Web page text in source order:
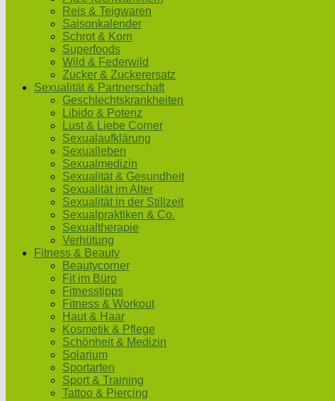
Reis & Teigwaren
Saisonkalender
Schrot & Korn
Superfoods
Wild & Federwild
Zucker & Zuckerersatz
Sexualität & Partnerschaft
Geschlechtskrankheiten
Libido & Potenz
Lust & Liebe Corner
Sexualaufklärung
Sexualleben
Sexualmedizin
Sexualität & Gesundheit
Sexualität im Alter
Sexualität in der Stillzeit
Sexualpraktiken & Co.
Sexualtherapie
Verhütung
Fitness & Beauty
Beautycorner
Fit im Büro
Fitnesstipps
Fitness & Workout
Haut & Haar
Kosmetik & Pflege
Schönheit & Medizin
Solarium
Sportarten
Sport & Training
Tattoo & Piercing